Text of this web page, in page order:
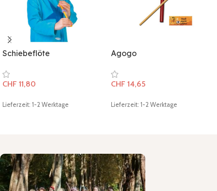
Schiebeflöte
CHF 11,80
Lieferzeit: 1-2 Werktage
Agogo
CHF 14,65
Lieferzeit: 1-2 Werktage